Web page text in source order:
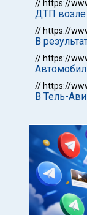
// https://
ДТП возле
// https://
В
// https://
// https://
В Тель-